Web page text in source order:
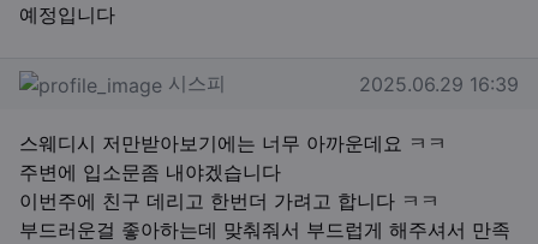
예정입니다
시스피님의 댓글
시스피 작성일
2025.06.29 16:39
스웨디시 저만받아보기에는 너무 아까운데요 ㅋㅋ
주변에 입소문좀 내야겠습니다
이번주에 친구 데리고 한번더 가려고 합니다 ㅋㅋ
부드러운걸 좋아하는데 맞춰줘서 부드럽게 해주셔서 만족